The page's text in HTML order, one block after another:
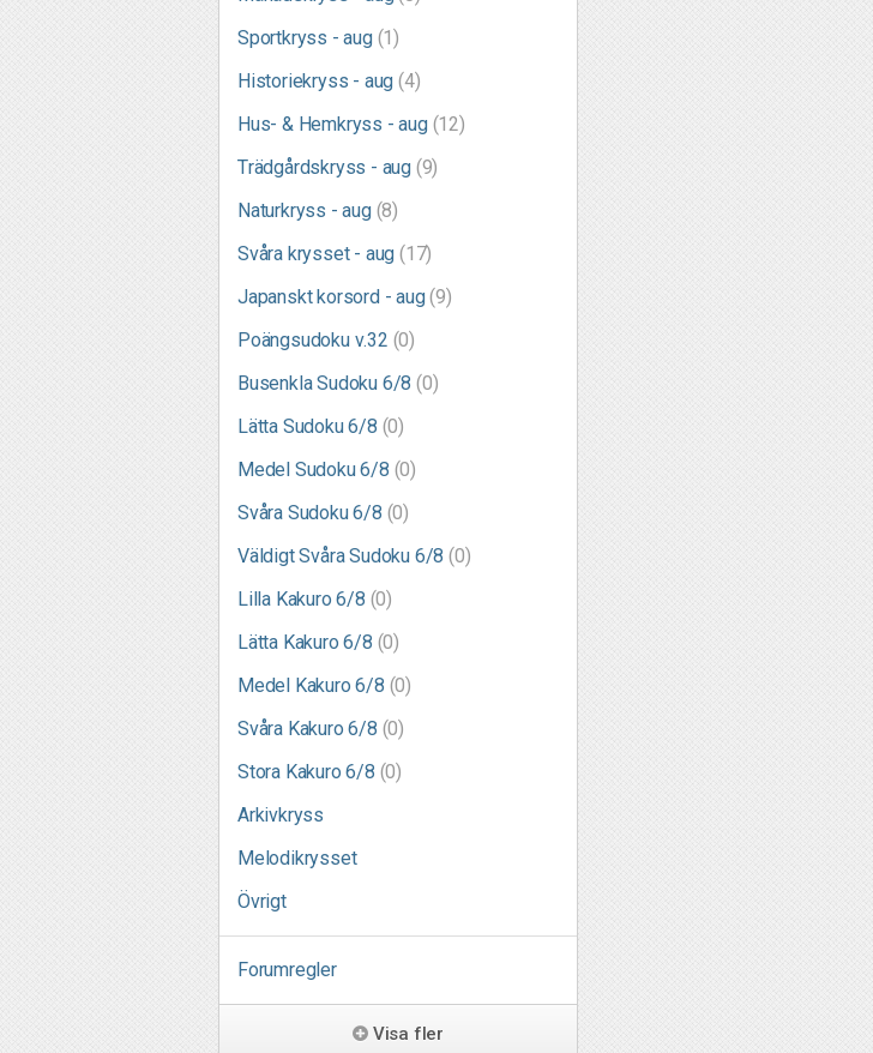
Sportkryss - aug (1)
Historiekryss - aug(4)
Hus- & Hemkryss - aug (12)
Trädgårdskryss - aug (9)
Naturkryss - aug (8)
Svåra krysset - aug(17)
Japanskt korsord - aug(9)
Poängsudoku v.32 (0)
Busenkla Sudoku 6/8(0)
Lätta Sudoku 6/8 (0)
Medel Sudoku 6/8 (0)
Svåra Sudoku 6/8 (0)
Väldigt Svåra Sudoku 6/8(0)
Lilla Kakuro 6/8 (0)
Lätta Kakuro 6/8 (0)
Medel Kakuro 6/8 (0)
Svåra Kakuro 6/8 (0)
Stora Kakuro 6/8 (0)
Arkivkryss
Melodikrysset
Övrigt
Forumregler
Visa fler